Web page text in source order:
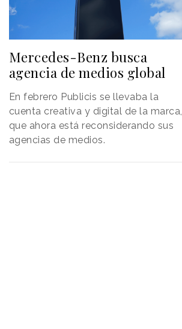
Mercedes-Benz busca
agencia de medios global
En febrero Publicis se llevaba la
cuenta creativa y digital de la marca,
que ahora está reconsiderando sus
agencias de medios.